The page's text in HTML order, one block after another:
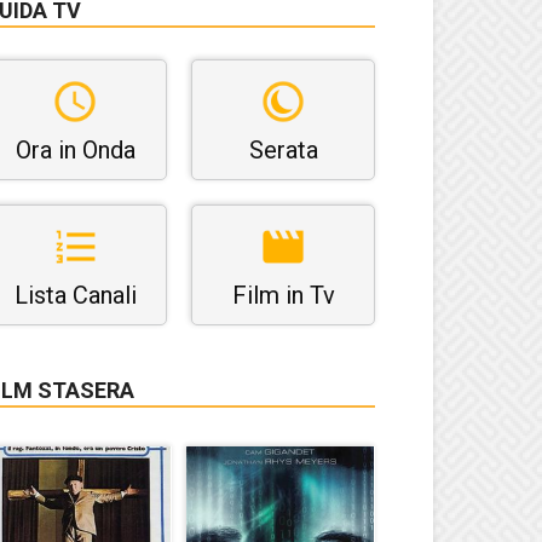
TV
Ora in Onda Serata
Lista Canali Film in Tv
STASERA